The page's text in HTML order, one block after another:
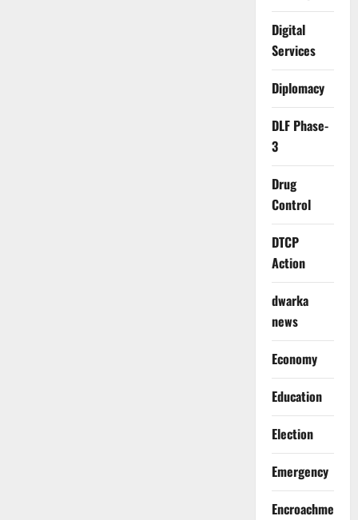
Digital
Services
Diplomacy
DLF Phase-
3
Drug
Control
DTCP
Action
dwarka
news
Economy
Education
Election
Emergency
Encroachment